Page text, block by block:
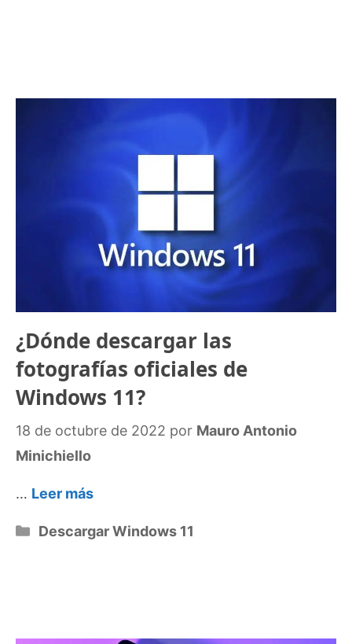
¿Dónde descargar las
fotografías oficiales de
Windows 11?
18 de octubre de 2022 por Mauro Antonio
Minichiello
… Leer más
Categorías
Descargar Windows 11